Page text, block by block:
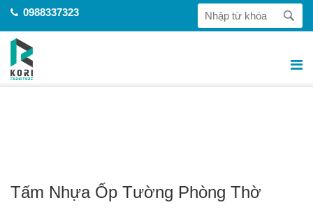
0988337323
Tấm Nhựa Ốp Tường Phòng Thờ